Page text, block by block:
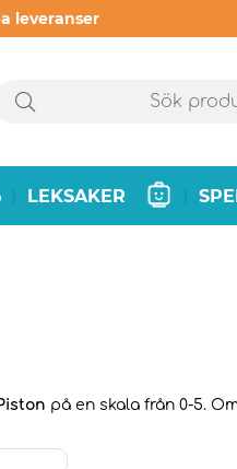
leveranser
LEKSAKER
på en skala från 0-5.